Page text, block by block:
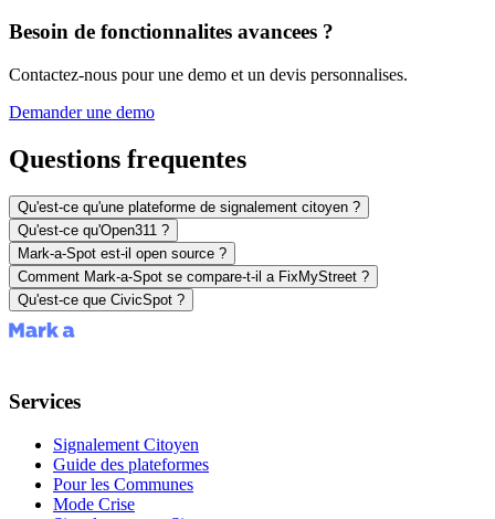
Besoin de fonctionnalites avancees ?
Contactez-nous pour une demo et un devis personnalises.
Demander une demo
Questions frequentes
Qu'est-ce qu'une plateforme de signalement citoyen ?
Qu'est-ce qu'Open311 ?
Mark-a-Spot est-il open source ?
Comment Mark-a-Spot se compare-t-il a FixMyStreet ?
Qu'est-ce que CivicSpot ?
Services
Signalement Citoyen
Guide des plateformes
Pour les Communes
Mode Crise